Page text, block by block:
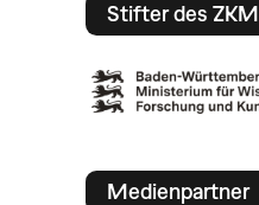
Stifter des ZKM
Medienpartner